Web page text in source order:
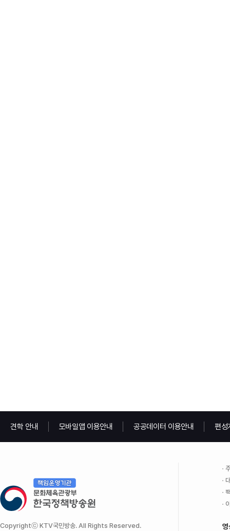
견학 안내 모바일앱 이용안내 공공데이터 이용안내 편성
Copyrightⓒ KTV국민방송. All Rights Reserved. 영